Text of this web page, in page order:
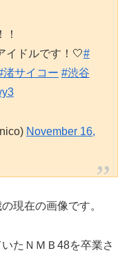
イドルです！🤍#
渚サイコー #渋谷
November 16,
現在の画像です。
たＮＭＢ48を卒業さ